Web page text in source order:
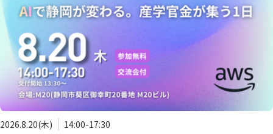
2026.8.20(木) 14:00-17:30